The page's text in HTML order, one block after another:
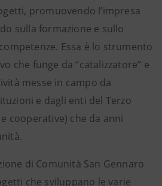
promuovendo l’impresa
sulla formazione e sullo
Essa è lo strumento
che funge da “catalizzatore” e
messe in campo da
e dagli enti del Terzo
cooperative) che da anni
di Comunità San Gennaro
che sviluppano le varie